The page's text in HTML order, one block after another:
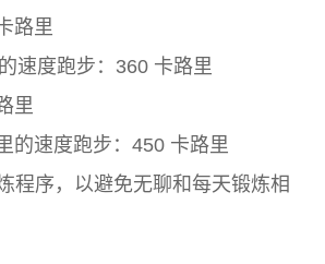
路里
速度跑步：360 卡路里
里
的速度跑步：450 卡路里
程序，以避免无聊和每天锻炼相